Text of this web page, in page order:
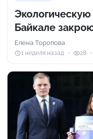
Байкале
Елена Торопова
1 неделя назад 28